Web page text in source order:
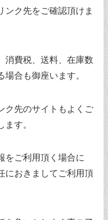
ンク先をご確認頂けま
消費税、送料、在庫数
合も御座います。
ク先のサイトもよくご
す。
をご利用頂く場合に
におきましてご利用頂